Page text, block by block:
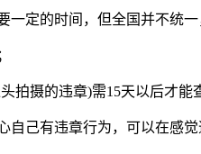
一定的时间，但全国并不统
拍摄的违章)需15天以后才
自己有违章行为，可以在感